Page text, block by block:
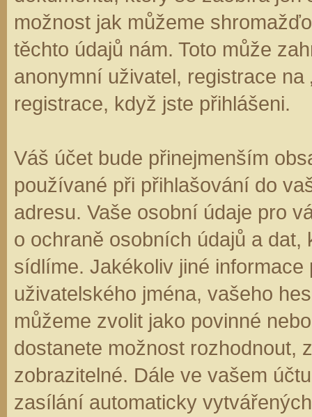
možnost jak můžeme
těchto údajů nám. Toto může
anonymní uživatel, registrace
registrace, když jste přihlášeni.
Váš účet bude přinejmenším
používané při přihlašování do
adresu. Vaše osobní údaje pro
o ochraně osobních údajů a
sídlíme. Jakékoliv jiné informace
uživatelského jména, vašeho
můžeme zvolit jako povinné
dostanete možnost rozhodnout,
zobrazitelné. Dále ve vašem
zasílání automaticky